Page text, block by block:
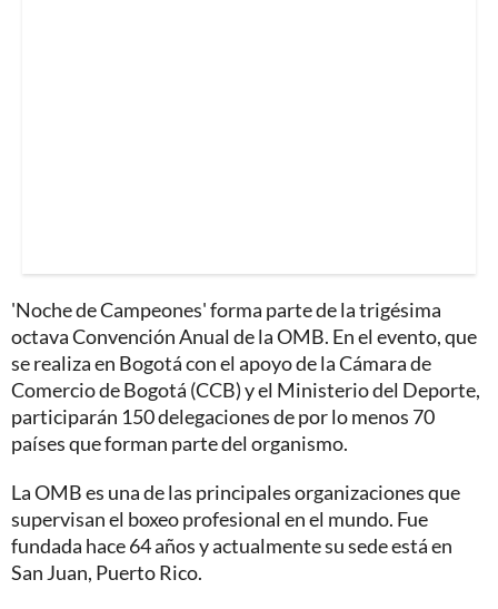
'Noche de Campeones' forma parte de la trigésima
octava Convención Anual de la OMB. En el evento, que
se realiza en Bogotá con el apoyo de la Cámara de
Comercio de Bogotá (CCB) y el Ministerio del Deporte,
participarán 150 delegaciones de por lo menos 70
países que forman parte del organismo.
La OMB es una de las principales organizaciones que
supervisan el boxeo profesional en el mundo. Fue
fundada hace 64 años y actualmente su sede está en
San Juan, Puerto Rico.